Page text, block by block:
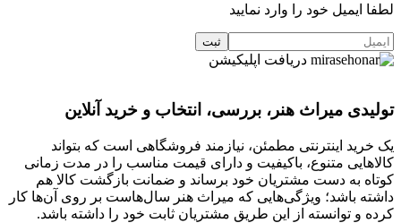
لطفا ایمیل خود را وارد نمایید
دریافت اپلیکیشن
تولیدی میراث هنر، بررسی، انتخاب و خرید آنلاین
یک خرید اینترنتی مطمئن، نیازمند فروشگاهی است که بتواند
کالاهایی متنوع، باکیفیت و دارای قیمت مناسب را در مدت زمانی
کوتاه به دست مشتریان خود برساند و ضمانت بازگشت کالا هم
داشته باشد؛ ویژگی‌هایی که میراث هنر سال‌هاست بر روی آن‌ها کار
کرده و توانسته از این طریق مشتریان ثابت خود را داشته باشد.